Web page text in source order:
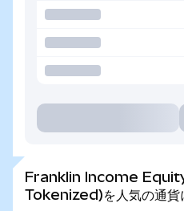
Franklin Income
Tokenized)を人気の通貨